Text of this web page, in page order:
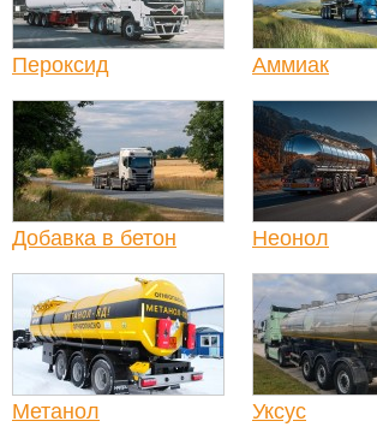
Пероксид Аммиак
Добавка в бетон Неонол
Метанол Уксус